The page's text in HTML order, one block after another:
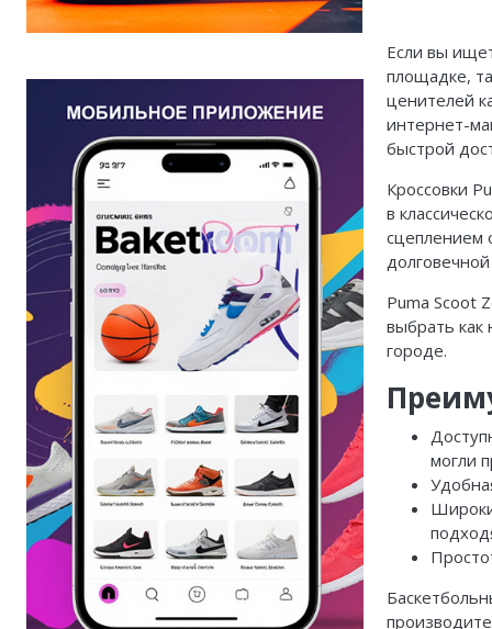
Если вы
площадке,
ценителей
интернет-
быстрой
Кроссовки
в
сцеплением
Puma Scoot
выбрать как
городе.
могли